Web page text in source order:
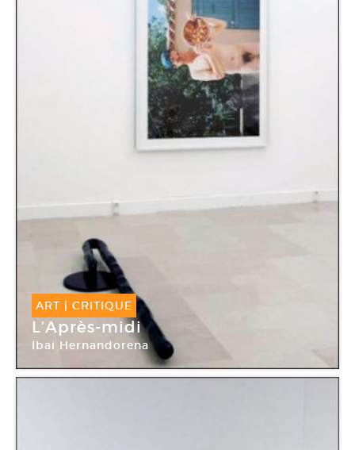
ART | CRITIQUE
L’Après-midi
Ibai Hernandorena